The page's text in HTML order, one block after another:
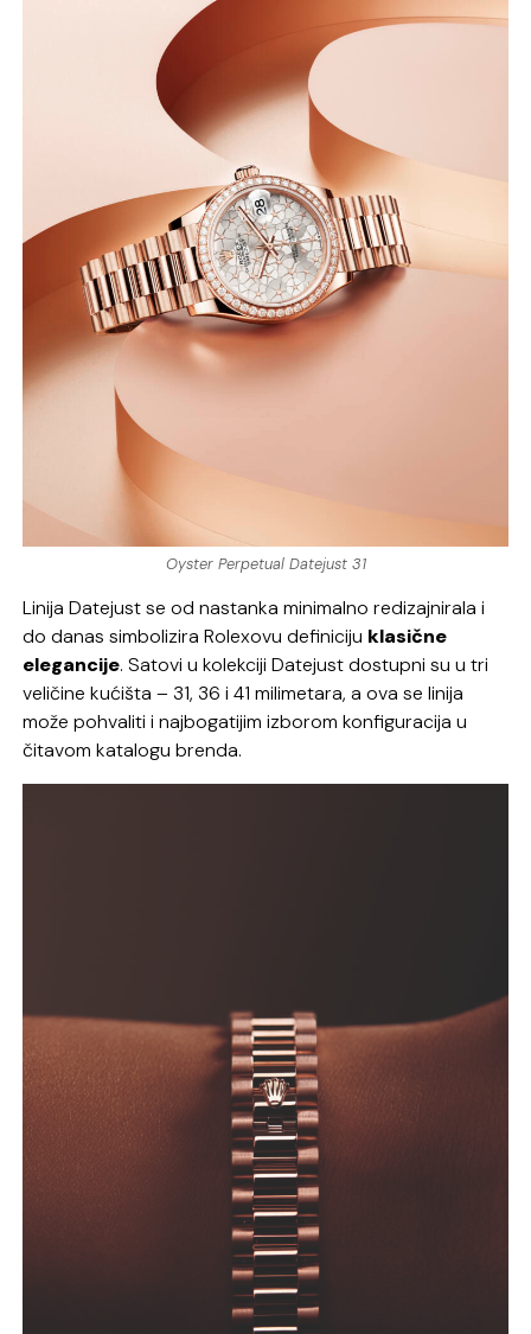
Oyster Perpetual Datejust 31
Linija Datejust se od nastanka minimalno redizajnirala i
do danas simbolizira Rolexovu definiciju klasične
elegancije. Satovi u kolekciji Datejust dostupni su u tri
veličine kućišta – 31, 36 i 41 milimetara, a ova se linija
može pohvaliti i najbogatijim izborom konfiguracija u
čitavom katalogu brenda.